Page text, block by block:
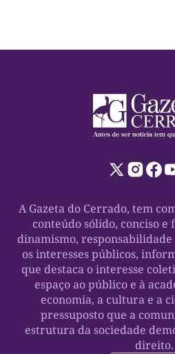
A Gazeta do Cerrado, tem
conteúdo sólido, conciso
dinamismo,
os interesses públicos,
que destaca o interesse
espaço ao público e à
economia, a cultura e a
pressuposto que a
estrutura da sociedade
direito.